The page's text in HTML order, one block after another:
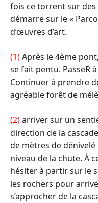
fois ce torrent sur
démarre sur le «
d’œuvres d’art.
(1)Après le 4ème
se fait pentu. PasseR
Continuer à prendre
agréable forêt de
(2)arriver sur un
direction de la
de mètres de
niveau de la chute. À
hésiter à partir sur le
les rochers pour
s’approcher de la